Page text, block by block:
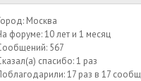
Москва
форуме:10 лет и 1 месяц
567
спасибо:1 раз
17 раз в 17